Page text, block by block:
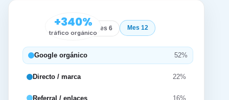
+340%
tráfico orgánico
Mes 6 Mes 12
Google orgánico 52%
Directo / marca 22%
Referral / enlaces 16%